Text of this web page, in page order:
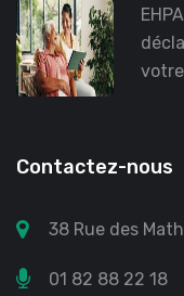
Contactez-nous
38 Rue des
01 82 88 22 18